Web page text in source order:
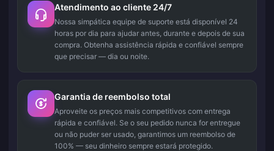
Atendimento ao cliente 24/7
Nossa simpática equipe de suporte está disponível 24
horas por dia para ajudar antes, durante e depois de sua
compra. Obtenha assistência rápida e confiável sempre
que precisar — dia ou noite.
Garantia de reembolso total
Aproveite os preços mais competitivos com entrega
rápida e confiável. Se o seu pedido nunca for entregue
ou não puder ser usado, garantimos um reembolso de
100% — seu dinheiro sempre estará protegido.